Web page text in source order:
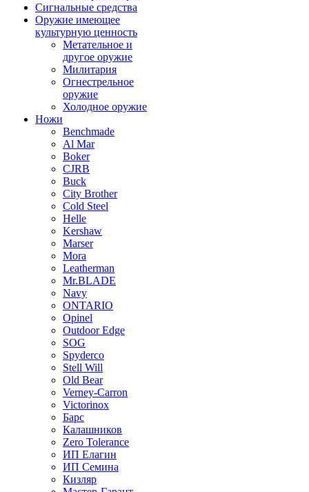
Сигнальные средства
Оружие имеющее
культурную ценность
Метательное и
другое оружие
Милитария
Огнестрельное
оружие
Холодное оружие
Ножи
Benchmade
Al Mar
Boker
CJRB
Buck
City Brother
Cold Steel
Helle
Kershaw
Marser
Mora
Leatherman
Mr.BLADE
Navy
ONTARIO
Opinel
Outdoor Edge
SOG
Spyderco
Stell Will
Old Bear
Verney-Carron
Victorinox
Барс
Калашников
Zero Tolerance
ИП Елагин
ИП Семина
Кизляр